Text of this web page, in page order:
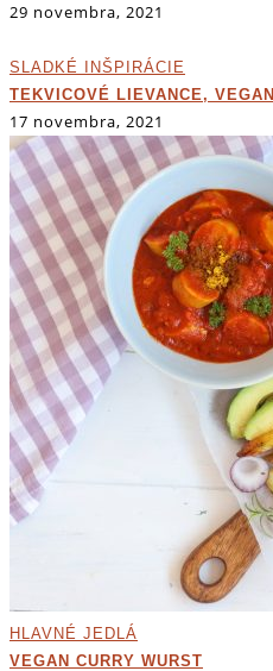
29 novembra, 2021
SLADKÉ INŠPIRÁCIE
TEKVICOVÉ LIEVANCE, VEGAN
17 novembra, 2021
HLAVNÉ JEDLÁ
VEGAN CURRY WURST